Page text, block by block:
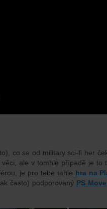
co se od military sci-fi her
ale v tomhle případě je to
je pro tebe tahle hra na
často) podporovaný PS Move